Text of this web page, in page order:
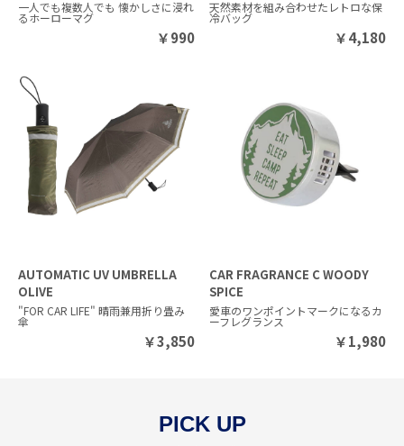
一人でも複数人でも 懐かしさに浸れ
るホーローマグ
￥990
天然素材を組み合わせたレトロな保
冷バッグ
￥4,180
AUTOMATIC UV UMBRELLA
OLIVE
"FOR CAR LIFE" 晴雨兼用折り畳み
傘
￥3,850
CAR FRAGRANCE C WOODY
SPICE
愛車のワンポイントマークになるカ
ーフレグランス
￥1,980
PICK UP